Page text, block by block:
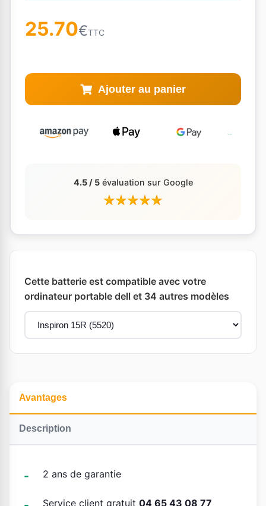
25.70€TTC
Ajouter au panier
4.5 / 5évaluation sur Google
Cette batterie est compatible avec votre
ordinateur portable dell et 34 autres modèles
Avantages
Description
2 ans de garantie
Service client gratuit 04 65 43 08 77